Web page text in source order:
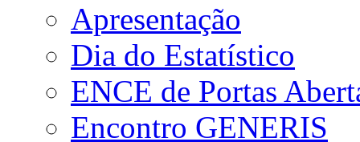
Apresentação
Dia do Estatístico
ENCE de Portas
Encontro GENERIS